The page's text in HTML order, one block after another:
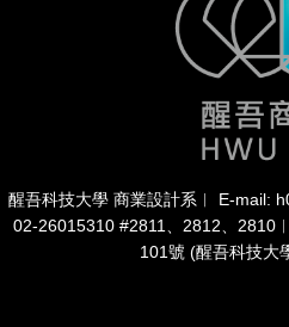
醒吾科技大學 商業設計系︱ E-mail:
02-26015310 #2811、2812、
101號 (醒吾科技大